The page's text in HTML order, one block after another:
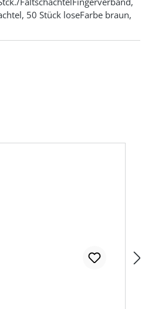
50 Stück loseFarbe braun,